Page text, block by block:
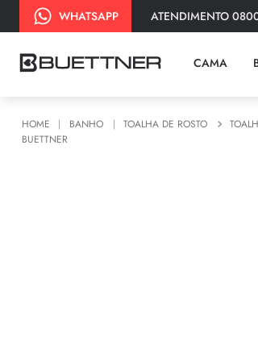
WHATSAPP ATENDIMENTO
CAMA
BANHO TOALHA DE ROSTO
BUETTNER